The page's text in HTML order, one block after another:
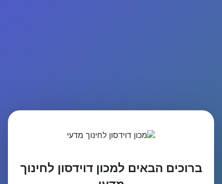
ברוכים הבאים למכון דוידסון לחינוך